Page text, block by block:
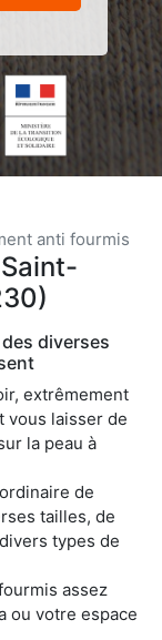
anti fourmis
diverses
extrêmement
vous laisser de
la peau à
de
tailles, de
types de
assez
ou votre espace